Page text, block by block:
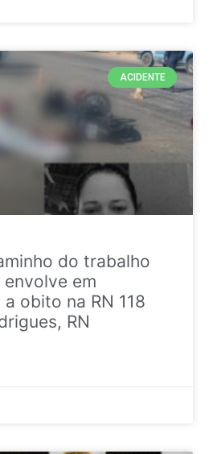
ACIDENTE
do trabalho
em
obito na RN 118
RN